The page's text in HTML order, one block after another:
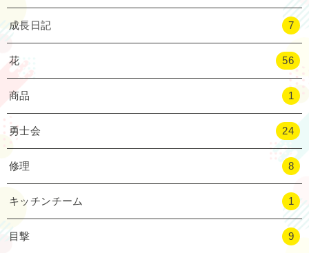
成長日記 7
花 56
商品 1
勇士会 24
修理 8
キッチンチーム 1
目撃 9